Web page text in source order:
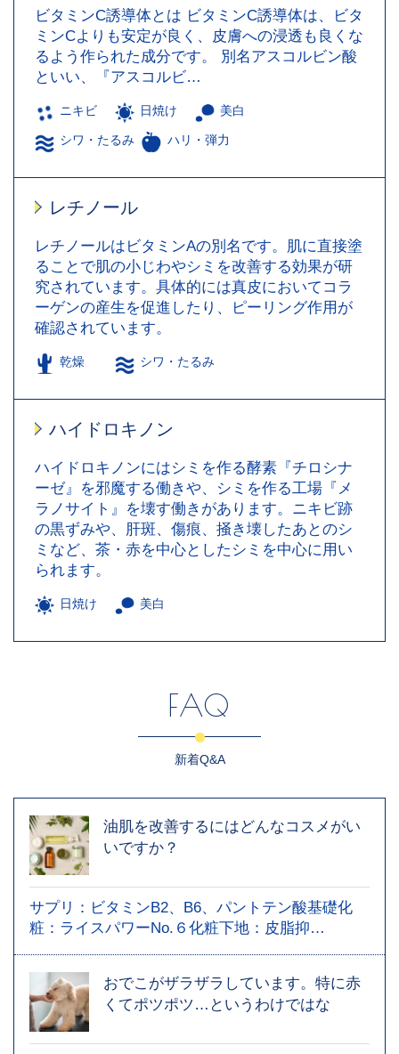
ビタミンC誘導体とは ビタミンC誘導体は、ビタ
ミンCよりも安定が良く、皮膚への浸透も良くな
るよう作られた成分です。 別名アスコルビン酸
といい、『アスコルビ…
ニキビ 日焼け 美白
シワ・たるみ ハリ・弾力
レチノール
レチノールはビタミンAの別名です。肌に直接塗
ることで肌の小じわやシミを改善する効果が研
究されています。具体的には真皮においてコラ
ーゲンの産生を促進したり、ピーリング作用が
確認されています。
乾燥 シワ・たるみ
ハイドロキノン
ハイドロキノンにはシミを作る酵素『チロシナ
ーゼ』を邪魔する働きや、シミを作る工場『メ
ラノサイト』を壊す働きがあります。ニキビ跡
の黒ずみや、肝斑、傷痕、掻き壊したあとのシ
ミなど、茶・赤を中心としたシミを中心に用い
られます。
日焼け 美白
FAQ
新着Q&A
油肌を改善するにはどんなコスメがい
いですか？
サプリ：ビタミンB2、B6、パントテン酸基礎化
粧：ライスパワーNo.６化粧下地：皮脂抑…
おでこがザラザラしています。特に赤
くてポツポツ…というわけではな